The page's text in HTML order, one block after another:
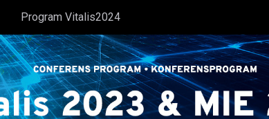
Program Vitalis2024